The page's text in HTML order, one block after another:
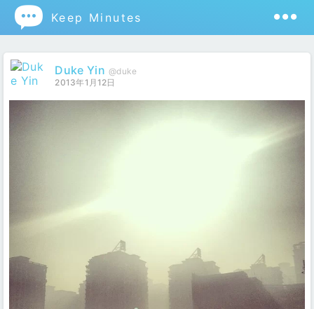
 Keep Minutes
Duke Yin @duke
2013年1月12日